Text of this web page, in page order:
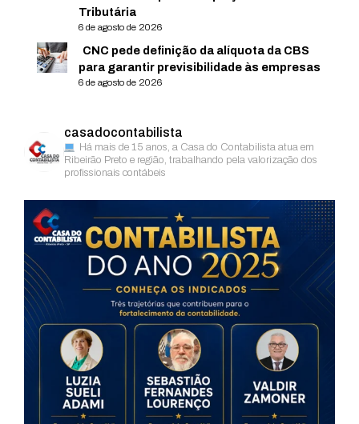
Tributária
6 de agosto de 2026
CNC pede definição da alíquota da CBS
para garantir previsibilidade às empresas
6 de agosto de 2026
casadocontabilista
Há mais de 15 anos, a Casa do Contabilista atua em
Ribeirão Preto e região, trabalhando pela valorização dos
profissionais contábeis